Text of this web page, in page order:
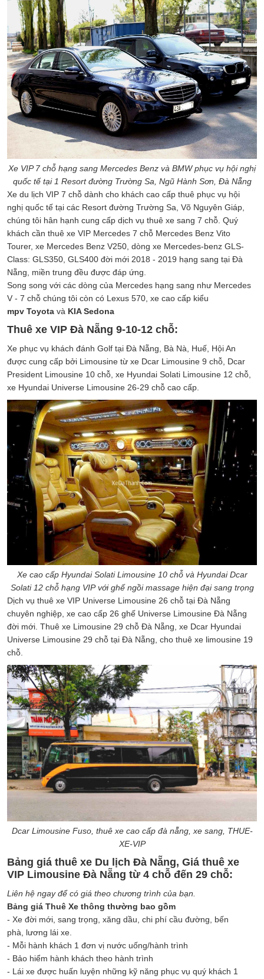
Xe VIP 7 chỗ hạng sang Mercedes Benz và BMW phục vụ hội nghị
quốc tế tại 1 Resort đường Trường Sa, Ngũ Hành Sơn, Đà Nẵng
Xe du lịch VIP 7 chỗ dành cho khách cao cấp thuê phục vụ hội
nghị quốc tế tại các Resort đường Trường Sa, Võ Nguyên Giáp,
chúng tôi hân hạnh cung cấp dịch vụ thuê xe sang 7 chỗ. Quý
khách cần thuê xe VIP Mercedes 7 chỗ Mercedes Benz Vito
Tourer, xe Mercedes Benz V250, dòng xe Mercedes-benz GLS-
Class: GLS350, GLS400 đời mới 2018 - 2019 hạng sang tại Đà
Nẵng, miền trung đều được đáp ứng.
Song song với các dòng của Mercedes hạng sang như Mercedes
V - 7 chỗ chúng tôi còn có Lexus 570, xe cao cấp kiểu
mpv Toyota và KIA Sedona
Thuê xe VIP Đà Nẵng 9-10-12 chỗ:
Xe phục vụ khách đánh Golf tại Đà Nẵng, Bà Nà, Huế, Hội An
được cung cấp bởi Limousine từ xe Dcar Limousine 9 chỗ, Dcar
President Limousine 10 chỗ, xe Hyundai Solati Limousine 12 chỗ,
xe Hyundai Universe Limousine 26-29 chỗ cao cấp.
Xe cao cấp Hyundai Solati Limousine 10 chỗ và Hyundai Dcar
Solati 12 chỗ hạng VIP với ghế ngồi massage hiện đại sang trọng
Dịch vụ thuê xe VIP Universe Limousine 26 chỗ tại Đà Nẵng
chuyên nghiệp, xe cao cấp 26 ghế Universe Limousine Đà Nẵng
đời mới. Thuê xe Limousine 29 chỗ Đà Nẵng, xe Dcar Hyundai
Universe Limousine 29 chỗ tại Đà Nẵng, cho thuê xe limousine 19
chỗ.
Dcar Limousine Fuso, thuê xe cao cấp đà nẵng, xe sang, THUE-
XE-VIP
Bảng giá thuê xe Du lịch Đà Nẵng, Giá thuê xe
VIP Limousine Đà Nẵng từ 4 chỗ đến 29 chỗ:
Liên hệ ngay để có giá theo chương trình của bạn.
Bảng giá Thuê Xe thông thường bao gồm
- Xe đời mới, sang trọng, xăng dầu, chi phí cầu đường, bến
phà, lương lái xe.
- Mỗi hành khách 1 đơn vị nước uống/hành trình
- Bảo hiểm hành khách theo hành trình
- Lái xe được huấn luyện những kỹ năng phục vụ quý khách 1